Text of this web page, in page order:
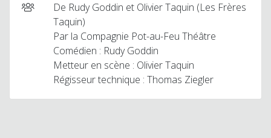
De Rudy Goddin et Olivier Taquin (Les Frères
Taquin)
Par la Compagnie Pot-au-Feu Théâtre
Comédien : Rudy Goddin
Metteur en scène : Olivier Taquin
Régisseur technique : Thomas Ziegler